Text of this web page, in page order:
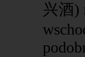
兴酒)